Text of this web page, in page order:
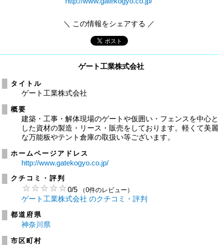
＼ この情報をシェアする ／
ゲート工業株式会社
タイトル
ゲート工業株式会社
概要
建築・工事・解体現場のゲートや仮囲い・フェンスを中心
した資材の製造・リース・販売をしております。軽くて美
な万能板やテント倉庫の取扱い等ございます。
ホームページアドレス
http://www.gatekogyo.co.jp/
クチコミ・評判
0/5 （0件のレビュー）
ゲート工業株式会社 のクチコミ・評判
都道府県
神奈川県
市区町村